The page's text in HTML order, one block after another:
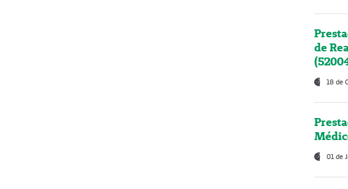
de
18 de
01 de